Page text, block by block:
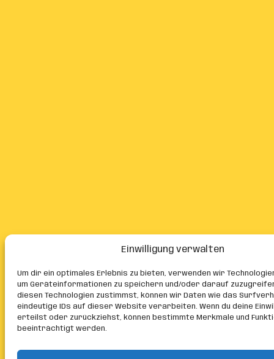
Einwilligung verwalten
Um dir ein optimales Erlebnis zu bieten, verwenden wir
um Geräteinformationen zu speichern und/oder darauf
diesen Technologien zustimmst, können wir Daten wie das
eindeutige IDs auf dieser Website verarbeiten. Wenn du deine
erteilst oder zurückziehst, können bestimmte Merkmale und
beeinträchtigt werden.